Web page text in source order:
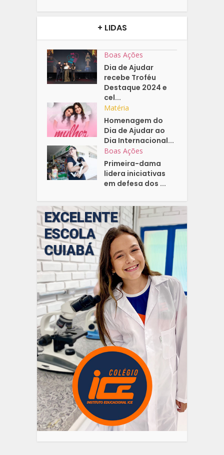
+ LIDAS
Boas Ações
Dia de Ajudar
recebe Troféu
Destaque 2024 e
cel...
Matéria
Homenagem do
Dia de Ajudar ao
Dia Internacional...
Boas Ações
Primeira-dama
lidera iniciativas
em defesa dos ...